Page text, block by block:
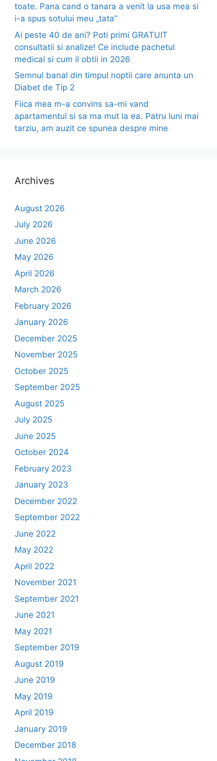
toate. Pana cand o tanara a venit la usa mea si
i-a spus sotului meu „tata”
Ai peste 40 de ani? Poti primi GRATUIT
consultatii si analize! Ce include pachetul
medical si cum il obtii in 2026
Semnul banal din timpul noptii care anunta un
Diabet de Tip 2
Fiica mea m-a convins sa-mi vand
apartamentul si sa ma mut la ea. Patru luni mai
tarziu, am auzit ce spunea despre mine
Archives
August 2026
July 2026
June 2026
May 2026
April 2026
March 2026
February 2026
January 2026
December 2025
November 2025
October 2025
September 2025
August 2025
July 2025
June 2025
October 2024
February 2023
January 2023
December 2022
September 2022
June 2022
May 2022
April 2022
November 2021
September 2021
June 2021
May 2021
September 2019
August 2019
June 2019
May 2019
April 2019
January 2019
December 2018